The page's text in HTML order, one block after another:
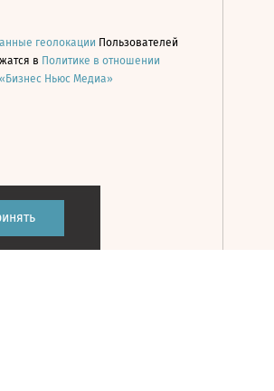
геолокации Пользователей
в Политике в отношении
Ньюс Медиа»